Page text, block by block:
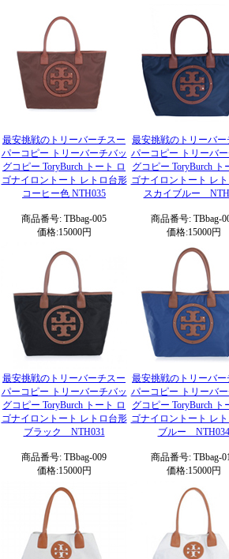
最安挑戦のトリーバーチスー
パーコピー トリーバーチバッ
グコピー ToryBurch トート ロ
ゴナイロントート レトロ台形
コーヒー色 NTH035
商品番号: TBbag-005
価格:15000円
最安挑戦のトリーバー
パーコピー トリーバ
グコピー ToryBurch ト
ゴナイロントート レ
スカイブルー
商品番号: TBbag-
価格:15000円
最安挑戦のトリーバーチスー
パーコピー トリーバーチバッ
グコピー ToryBurch トート ロ
ゴナイロントート レトロ台形
ブラック NTH031
商品番号: TBbag-009
価格:15000円
最安挑戦のトリーバー
パーコピー トリーバ
グコピー ToryBurch ト
ゴナイロントート レ
ブルー NTH034
商品番号: TBbag-
価格:15000円